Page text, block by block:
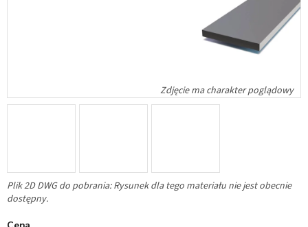
Plik 2D DWG do pobrania: Rysunek dla tego materiału nie jest obecnie
dostępny.